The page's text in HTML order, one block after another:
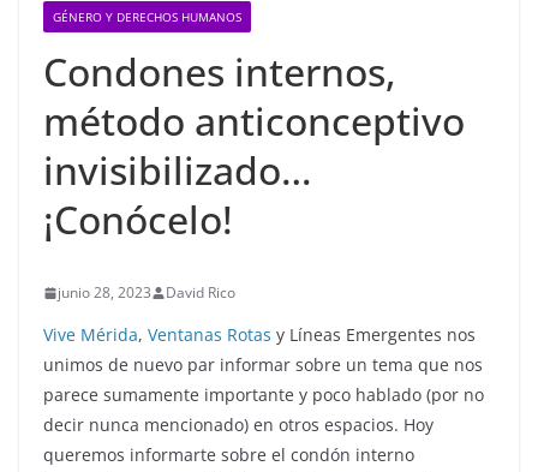
GÉNERO Y DERECHOS HUMANOS
Condones internos,
método anticonceptivo
invisibilizado…
¡Conócelo!
junio 28, 2023 David Rico
Vive Mérida, Ventanas Rotas y Líneas Emergentes nos
unimos de nuevo par informar sobre un tema que nos
parece sumamente importante y poco hablado (por no
decir nunca mencionado) en otros espacios. Hoy
queremos informarte sobre el condón interno